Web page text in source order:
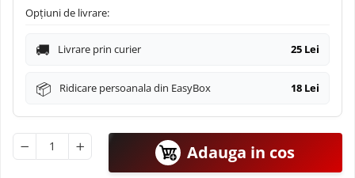
Navigatii Smart
Opțiuni de livrare:
Livrare prin curier 25 Lei
Ridicare persoanala din EasyBox 18 Lei
Adauga in cos